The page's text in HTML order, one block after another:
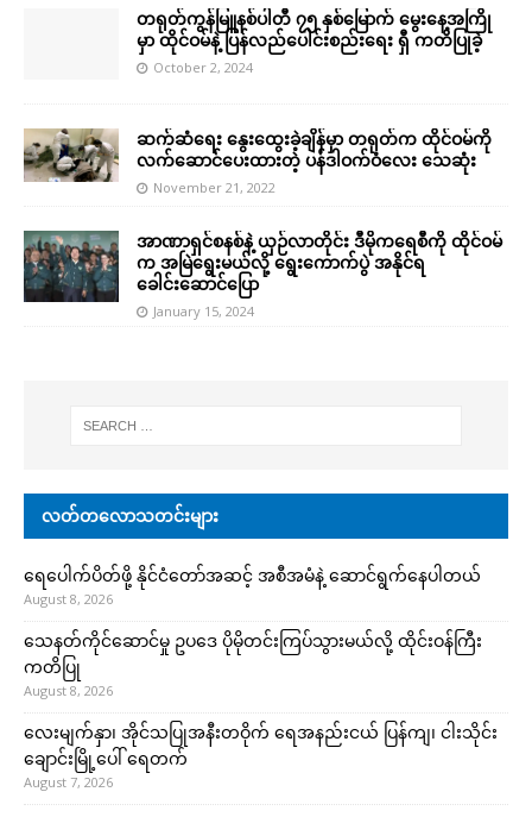
တရုတ်ကွန်မြူနစ်ပါတီ ၇၅ နှစ်မြောက် မွေးနေ့အကြို
မှာ ထိုင်ဝမ်နဲ့ ပြန်လည်ပေါင်းစည်းရေး ရှီ ကတိပြုခဲ့
October 2, 2024
ဆက်ဆံရေး နွေးထွေးခဲ့ချိန်မှာ တရုတ်က ထိုင်ဝမ်ကို
လက်ဆောင်ပေးထားတဲ့ ပန်ဒါဝက်ဝံလေး သေဆုံး
November 21, 2022
အာဏာရှင်စနစ်နဲ့ ယှဉ်လာတိုင်း ဒီမိုကရေစီကို ထိုင်ဝမ်
က အမြဲရွေးမယ်လို့ ရွေးကောက်ပွဲ အနိုင်ရ
ခေါင်းဆောင်ပြော
January 15, 2024
လတ်တလောသတင်းများ
ရေပေါက်ပိတ်ဖို့ နိုင်ငံတော်အဆင့် အစီအမံနဲ့ ဆောင်ရွက်နေပါတယ်
August 8, 2026
သေနတ်ကိုင်ဆောင်မှု ဥပဒေ ပိုမိုတင်းကြပ်သွားမယ်လို့ ထိုင်းဝန်ကြီး
ကတိပြု
August 8, 2026
လေးမျက်နှာ၊ အိုင်သပြုအနီးတဝိုက် ရေအနည်းငယ် ပြန်ကျ၊ ငါးသိုင်း
ချောင်းမြို့ပေါ် ရေတက်
August 7, 2026